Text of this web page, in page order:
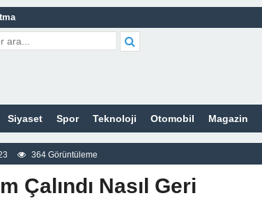
Nelerdir?
Nelerdir?
Nelerdir?
Bayan Sitesi
Siyaset Spor Teknoloji Otomobil Magazin
364 Görüntüleme
Çalındı Nasıl Geri